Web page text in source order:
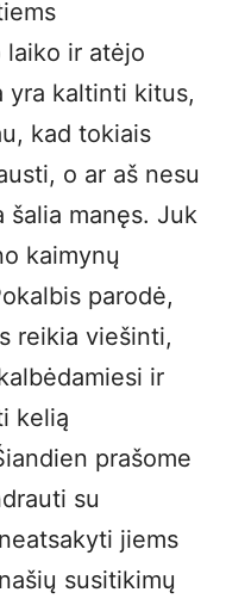
laiko ir atėjo
yra kaltinti kitus,
kad tokiais
o ar aš nesu
šalia manęs. Juk
kaimynų
parodė,
reikia viešinti,
ir
kelią
prašome
su
jiems
susitikimų